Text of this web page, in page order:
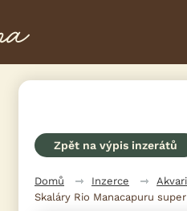
Zpět na výpis inzerátů
Domů Inzerce
Skaláry Rio Manacapuru